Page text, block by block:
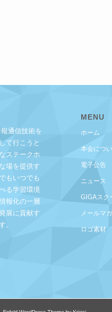
通信技術を
て行こうと
ステークホ
場を提供す
もいつでも
る学習環境
報化の一層
展に貢献す
。
MENU
ホーム
本会につ
電子公告
ニュース
GIGAスク
メールマ
ロゴ素材